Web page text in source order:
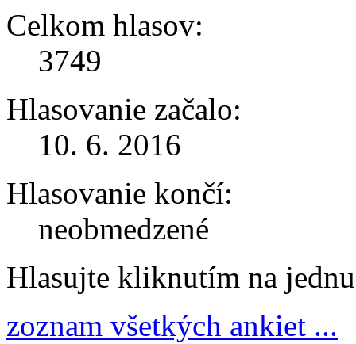
Celkom hlasov:
3749
Hlasovanie začalo:
10. 6. 2016
Hlasovanie končí:
neobmedzené
Hlasujte kliknutím na
zoznam všetkých ankiet ...